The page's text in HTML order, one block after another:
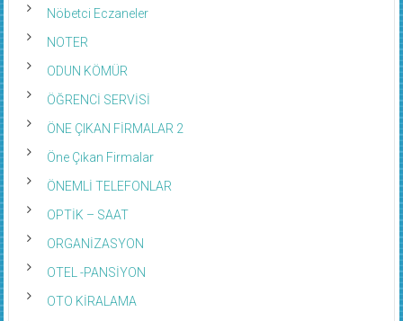
Nöbetci Eczaneler
NOTER
ODUN KÖMÜR
ÖĞRENCİ SERVİSİ
ÖNE ÇIKAN FİRMALAR 2
Öne Çıkan Firmalar
ÖNEMLİ TELEFONLAR
OPTİK – SAAT
ORGANİZASYON
OTEL -PANSİYON
OTO KİRALAMA